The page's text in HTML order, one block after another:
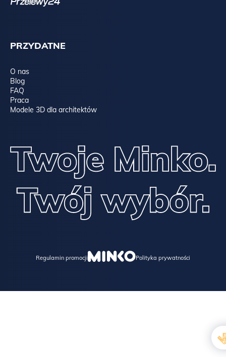
PRZYDATNE
O nas
Blog
FAQ
Praca
Modele 3D dla architektów
Regulamin promocji Polityka prywatności